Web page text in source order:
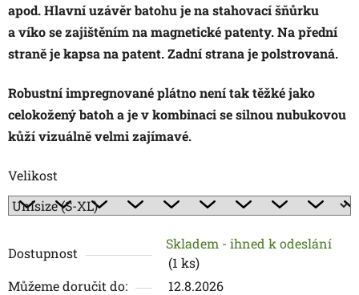
apod. Hlavní uzávěr batohu je na stahovací šňůrku
a víko se zajištěním na magnetické patenty. Na přední
straně je kapsa na patent. Zadní strana je polstrovaná.
Robustní impregnované plátno není tak těžké jako
celokožený batoh a je v kombinaci se silnou nubukovou
kůží vizuálně velmi zajímavé.
Velikost
Dostupnost
Skladem - ihned k odeslání
(1 ks)
Můžeme doručit do:
12.8.2026